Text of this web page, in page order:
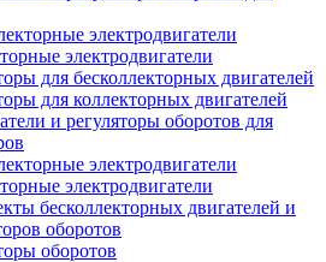
электродвигатели
электродвигатели
для бесколлекторных двигателей
для коллекторных двигателей
и регуляторы оборотов для
электродвигатели
электродвигатели
бесколлекторных двигателей и
оборотов
оборотов